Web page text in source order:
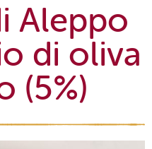
Aleppo
di oliva
(5%)